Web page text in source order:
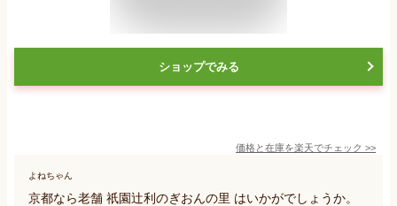
ショップでみる
価格と在庫を楽天でチェック >>
よねちゃん
京都なら老舗 祇園辻利のぎおんの里 はいかがでしょうか。